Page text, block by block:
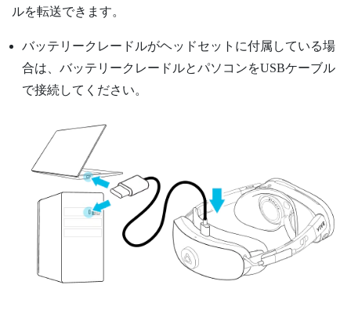
ルを転送できます。
バッテリークレードルがヘッドセットに付属している場
合は、バッテリークレードルとパソコンをUSBケーブル
で接続してください。